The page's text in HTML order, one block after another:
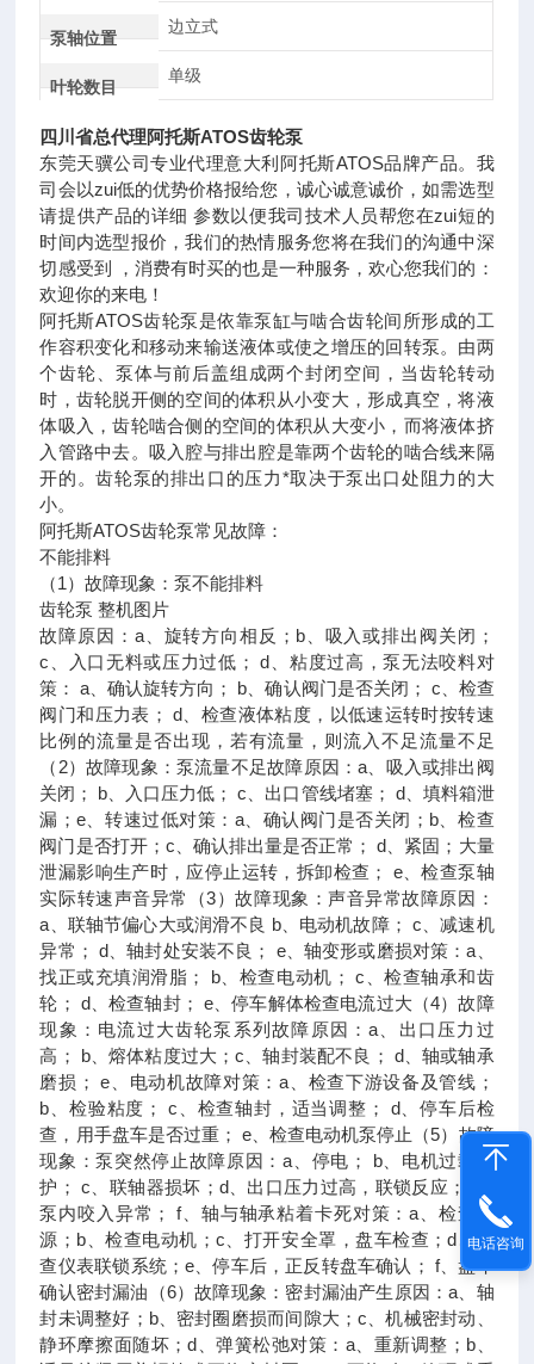
泵轴位置
边立式
叶轮数目
单级
四川省总代理阿托斯ATOS齿轮泵
东莞天骥公司专业代理意大利阿托斯ATOS品牌产品。我
司会以zui低的优势价格报给您，诚心诚意诚价，如需选型
请提供产品的详细 参数以便我司技术人员帮您在zui短的
时间内选型报价，我们的热情服务您将在我们的沟通中深
切感受到 ，消费有时买的也是一种服务，欢心您我们的：
欢迎你的来电！
阿托斯ATOS齿轮泵是依靠泵缸与啮合齿轮间所形成的工
作容积变化和移动来输送液体或使之增压的回转泵。由两
个齿轮、泵体与前后盖组成两个封闭空间，当齿轮转动
时，齿轮脱开侧的空间的体积从小变大，形成真空，将液
体吸入，齿轮啮合侧的空间的体积从大变小，而将液体挤
入管路中去。吸入腔与排出腔是靠两个齿轮的啮合线来隔
开的。齿轮泵的排出口的压力*取决于泵出口处阻力的大
小。
阿托斯ATOS齿轮泵常见故障：
不能排料
（1）故障现象：泵不能排料
齿轮泵 整机图片
故障原因：a、旋转方向相反；b、吸入或排出阀关闭；
c、入口无料或压力过低； d、粘度过高，泵无法咬料对
策： a、确认旋转方向； b、确认阀门是否关闭； c、检查
阀门和压力表； d、检查液体粘度，以低速运转时按转速
比例的流量是否出现，若有流量，则流入不足流量不足
（2）故障现象：泵流量不足故障原因：a、吸入或排出阀
关闭； b、入口压力低； c、出口管线堵塞； d、填料箱泄
漏；e、转速过低对策：a、确认阀门是否关闭；b、检查
阀门是否打开；c、确认排出量是否正常； d、紧固；大量
泄漏影响生产时，应停止运转，拆卸检查； e、检查泵轴
实际转速声音异常（3）故障现象：声音异常故障原因：
a、联轴节偏心大或润滑不良 b、电动机故障； c、减速机
异常； d、轴封处安装不良； e、轴变形或磨损对策：a、
找正或充填润滑脂； b、检查电动机； c、检查轴承和齿
轮； d、检查轴封； e、停车解体检查电流过大（4）故障
现象：电流过大齿轮泵系列故障原因：a、出口压力过
高； b、熔体粘度过大；c、轴封装配不良； d、轴或轴承
磨损； e、电动机故障对策：a、检查下游设备及管线；
b、检验粘度； c、检查轴封，适当调整； d、停车后检
查，用手盘车是否过重； e、检查电动机泵停止（5）故障
现象：泵突然停止故障原因：a、停电； b、电机过载保
护； c、联轴器损坏；d、出口压力过高，联锁反应；e、
泵内咬入异常； f、轴与轴承粘着卡死对策：a、检查电
源；b、检查电动机；c、打开安全罩，盘车检查；d、检
查仪表联锁系统；e、停车后，正反转盘车确认； f、盘车
确认密封漏油（6）故障现象：密封漏油产生原因：a、轴
封未调整好；b、密封圈磨损而间隙大；c、机械密封动、
静环摩擦面随坏；d、弹簧松弛对策：a、重新调整；b、
电话咨询